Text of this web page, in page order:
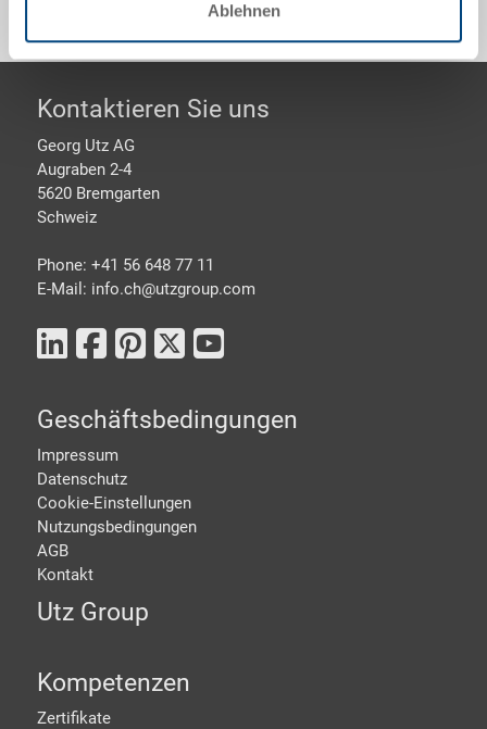
Ablehnen
Footer
Kontaktieren Sie uns
Georg Utz AG
Augraben 2-4
5620 Bremgarten
Schweiz
Phone: +41 56 648 77 11
E-Mail: info.ch@utzgroup.com
Geschäftsbedingungen
Impressum
Datenschutz
Cookie-Einstellungen
Nutzungsbedingungen
AGB
Kontakt
Utz Group
Kompetenzen
Zertifikate